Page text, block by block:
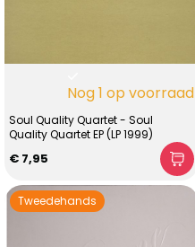
Nog 1 op voorraad
Soul Quality Quartet - Soul
Quality Quartet EP (LP 1999)
€ 7,95
Tweedehands